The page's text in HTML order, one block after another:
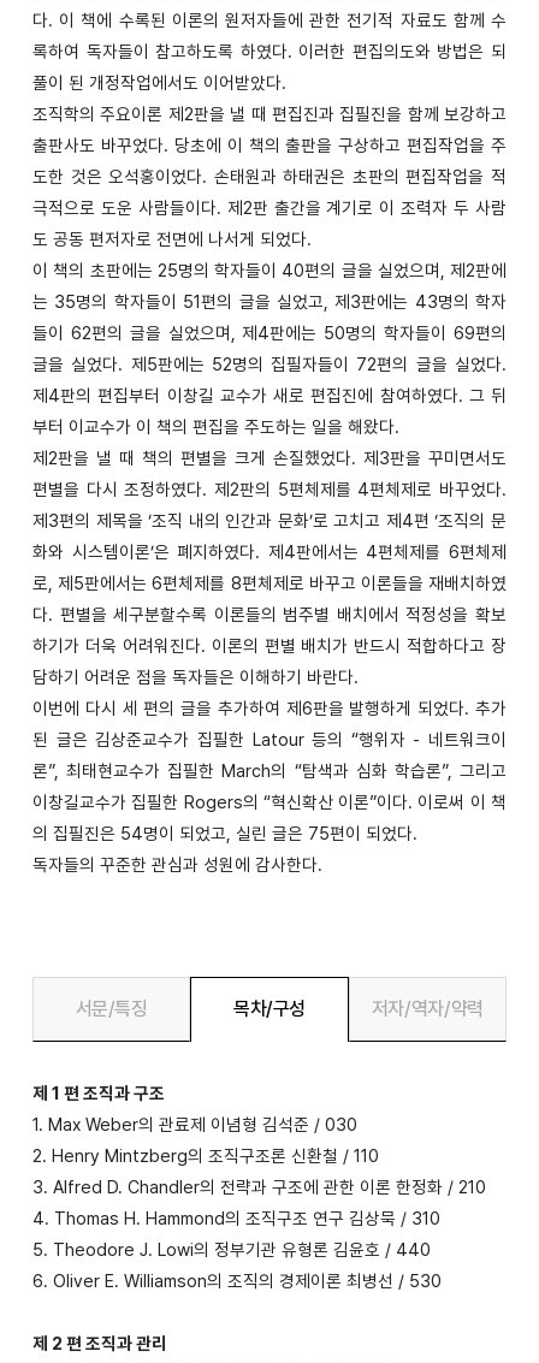
다. 이 책에 수록된 이론의 원저자들에 관한 전기적 자료도 함께 수
록하여 독자들이 참고하도록 하였다. 이러한 편집의도와 방법은 되
풀이 된 개정작업에서도 이어받았다.
조직학의 주요이론 제2판을 낼 때 편집진과 집필진을 함께 보강하고
출판사도 바꾸었다. 당초에 이 책의 출판을 구상하고 편집작업을 주
도한 것은 오석홍이었다. 손태원과 하태권은 초판의 편집작업을 적
극적으로 도운 사람들이다. 제2판 출간을 계기로 이 조력자 두 사람
도 공동 편저자로 전면에 나서게 되었다.
이 책의 초판에는 25명의 학자들이 40편의 글을 실었으며, 제2판에
는 35명의 학자들이 51편의 글을 실었고, 제3판에는 43명의 학자
들이 62편의 글을 실었으며, 제4판에는 50명의 학자들이 69편의
글을 실었다. 제5판에는 52명의 집필자들이 72편의 글을 실었다.
제4판의 편집부터 이창길 교수가 새로 편집진에 참여하였다. 그 뒤
부터 이교수가 이 책의 편집을 주도하는 일을 해왔다.
제2판을 낼 때 책의 편별을 크게 손질했었다. 제3판을 꾸미면서도
편별을 다시 조정하였다. 제2판의 5편체제를 4편체제로 바꾸었다.
제3편의 제목을 ‘조직 내의 인간과 문화’로 고치고 제4편 ‘조직의 문
화와 시스템이론’은 폐지하였다. 제4판에서는 4편체제를 6편체제
로, 제5판에서는 6편체제를 8편체제로 바꾸고 이론들을 재배치하였
다. 편별을 세구분할수록 이론들의 범주별 배치에서 적정성을 확보
하기가 더욱 어려워진다. 이론의 편별 배치가 반드시 적합하다고 장
담하기 어려운 점을 독자들은 이해하기 바란다.
이번에 다시 세 편의 글을 추가하여 제6판을 발행하게 되었다. 추가
된 글은 김상준교수가 집필한 Latour 등의 “행위자 - 네트워크이
론”, 최태현교수가 집필한 March의 “탐색과 심화 학습론”, 그리고
이창길교수가 집필한 Rogers의 “혁신확산 이론”이다. 이로써 이 책
의 집필진은 54명이 되었고, 실린 글은 75편이 되었다.
독자들의 꾸준한 관심과 성원에 감사한다.
서문/특징 목차/구성 저자/역자/약력
제 1 편 조직과 구조
1. Max Weber의 관료제 이념형 김석준 / 030
2. Henry Mintzberg의 조직구조론 신환철 / 110
3. Alfred D. Chandler의 전략과 구조에 관한 이론 한정화 / 210
4. Thomas H. Hammond의 조직구조 연구 김상묵 / 310
5. Theodore J. Lowi의 정부기관 유형론 김윤호 / 440
6. Oliver E. Williamson의 조직의 경제이론 최병선 / 530
제 2 편 조직과 관리